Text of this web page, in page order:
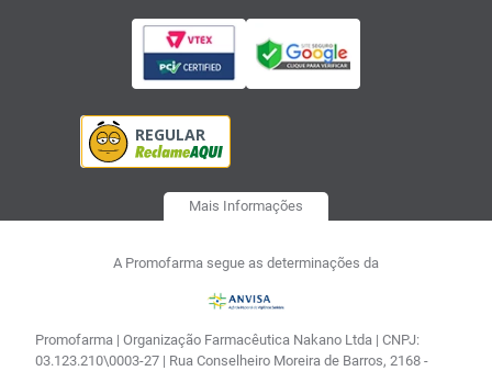
Mais Informações
A Promofarma segue as determinações da
Promofarma | Organização Farmacêutica Nakano Ltda | CNPJ:
03.123.210\0003-27 | Rua Conselheiro Moreira de Barros, 2168 -